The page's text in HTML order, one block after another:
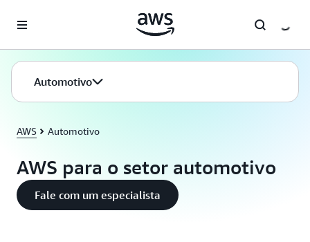
Pular para o conteúdo principal
Automotivo
AWS Automotivo
AWS para o setor automotivo
Fale com um especialista